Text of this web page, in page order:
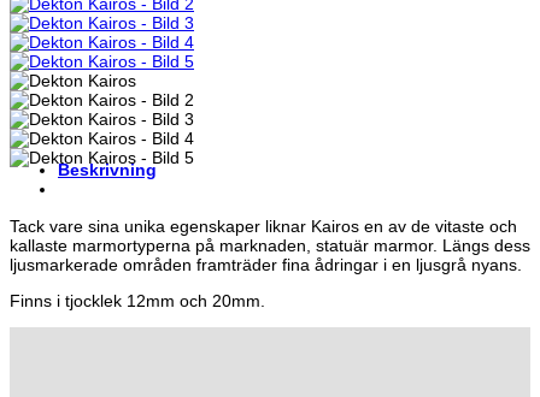
Beskrivning
Tack vare sina unika egenskaper liknar Kairos en av de vitaste och
kallaste marmortyperna på marknaden, statuär marmor. Längs dess
ljusmarkerade områden framträder fina ådringar i en ljusgrå nyans.
Finns i tjocklek 12mm och 20mm.